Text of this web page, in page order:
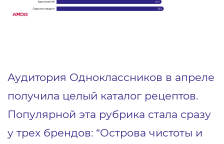
Аудитория Одноклассников в апреле
получила целый каталог рецептов.
Популярной эта рубрика стала сразу
у трех брендов: “Острова чистоты и